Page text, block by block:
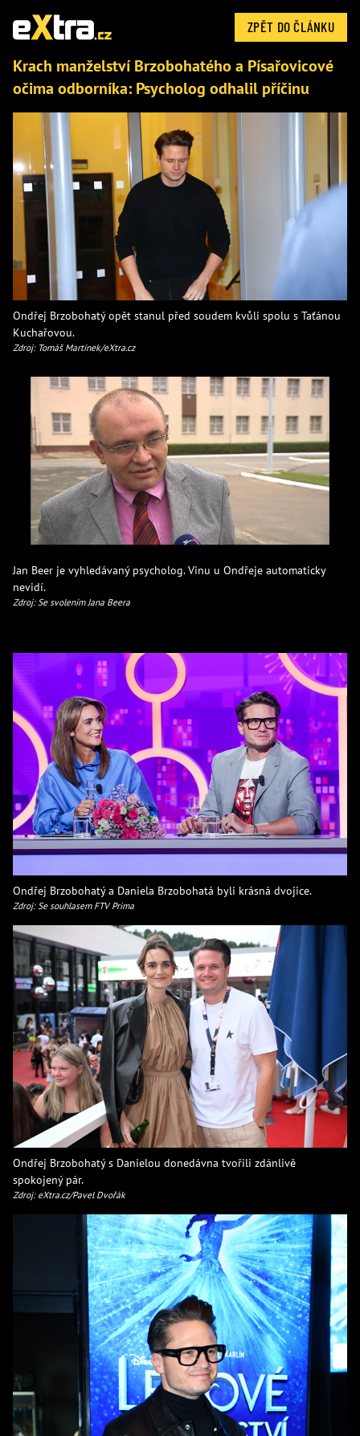
ZPĚT DO ČLÁNKU
Krach manželství Brzobohatého a Písařovicové
očima odborníka: Psycholog odhalil příčinu
Ondřej Brzobohatý opět stanul před soudem kvůli spolu s Taťánou
Kuchařovou.
Zdroj: Tomáš Martínek/eXtra.cz
Jan Beer je vyhledávaný psycholog. Vinu u Ondřeje automaticky
nevidí.
Zdroj: Se svolením Jana Beera
Ondřej Brzobohatý a Daniela Brzobohatá byli krásná dvojice.
Zdroj: Se souhlasem FTV Prima
Ondřej Brzobohatý s Danielou donedávna tvořili zdánlivě
spokojený pár.
Zdroj: eXtra.cz/Pavel Dvořák